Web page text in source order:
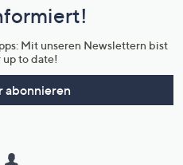
Mit unseren Newslettern bist
to date!
abonnieren